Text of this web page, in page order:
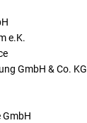
e.K.
GmbH & Co. KG
GmbH